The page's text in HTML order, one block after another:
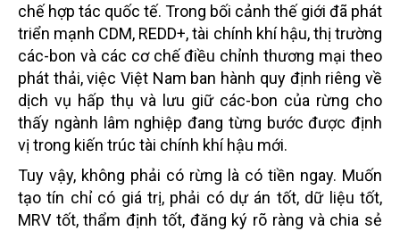
chế hợp tác quốc tế. Trong bối cảnh thế giới đã phát
triển mạnh CDM, REDD+, tài chính khí hậu, thị trường
các-bon và các cơ chế điều chỉnh thương mại theo
phát thải, việc Việt Nam ban hành quy định riêng về
dịch vụ hấp thụ và lưu giữ các-bon của rừng cho
thấy ngành lâm nghiệp đang từng bước được định
vị trong kiến trúc tài chính khí hậu mới.
Tuy vậy, không phải có rừng là có tiền ngay. Muốn
tạo tín chỉ có giá trị, phải có dự án tốt, dữ liệu tốt,
MRV tốt, thẩm định tốt, đăng ký rõ ràng và chia sẻ